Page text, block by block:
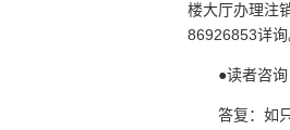
楼大厅办理注
86926853详询
●读者咨
答复：如